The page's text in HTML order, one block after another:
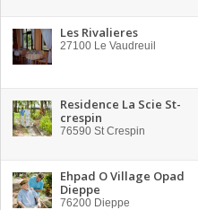
Les Rivalieres
27100 Le Vaudreuil
Residence La Scie St-
crespin
76590 St Crespin
Ehpad O Village Opad
Dieppe
76200 Dieppe